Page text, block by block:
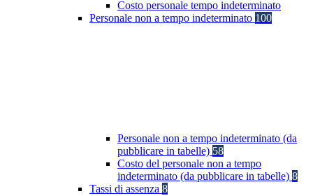
Costo personale tempo indeterminato
Personale non a tempo indeterminato 100
Personale non a tempo indeterminato (da
pubblicare in tabelle) 58
Costo del personale non a tempo
indeterminato (da pubblicare in tabelle) 8
Tassi di assenza 8